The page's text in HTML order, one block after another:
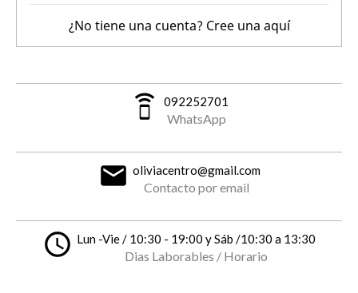
¿No tiene una cuenta? Cree una aquí
speaker_phone 092252701
WhatsApp
email oliviacentro@gmail.com
Contacto por email
access_time Lun -Vie / 10:30 - 19:00 y Sáb /10:30 a 13:30
Dias Laborables / Horario